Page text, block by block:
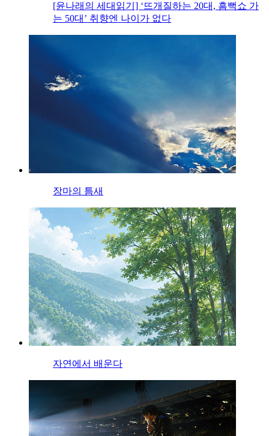
[윤나래의 세대읽기] ‘뜨개질하는 20대, 흠뻑쇼 가
는 50대’ 취향엔 나이가 없다
장마의 틈새
자연에서 배운다